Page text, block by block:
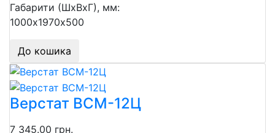
Габарити (ШхВхГ), мм:
1000х1970х500
До кошика
Верстат ВСМ-12Ц
7 345.00 грн.